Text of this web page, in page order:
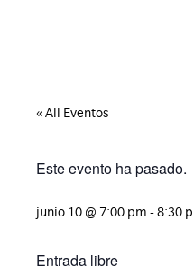
« All Eventos
Este evento ha pasado.
junio 10 @7:00 pm -8:30
Entrada libre